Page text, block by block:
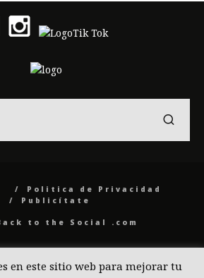
Politica de Privacidad
Publicítate
to the Social .com
en este sitio web para mejorar tu